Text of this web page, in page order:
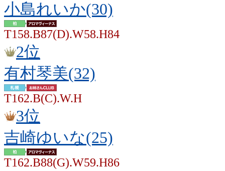
小島れいか(30)
T158.B87(D).W58.H84
2位
有村琴美(32)
T162.B(C).W.H
3位
吉崎ゆいな(25)
T162.B88(G).W59.H86